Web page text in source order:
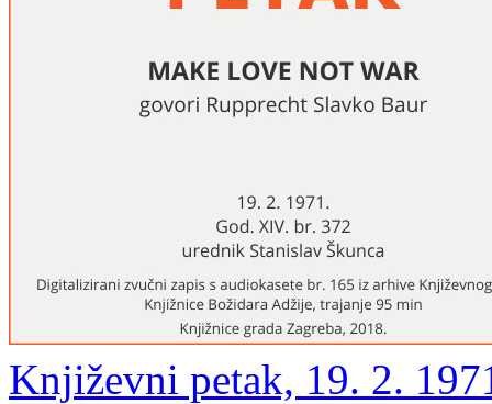
Književni petak, 19. 2.